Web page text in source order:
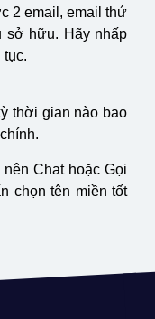
2 email, email thứ
sở hữu. Hãy nhấp
tục.
thời gian nào bao
Chat hoặc Gọi
chọn tên miền tốt